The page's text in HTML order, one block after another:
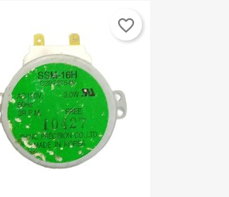
favorite_border